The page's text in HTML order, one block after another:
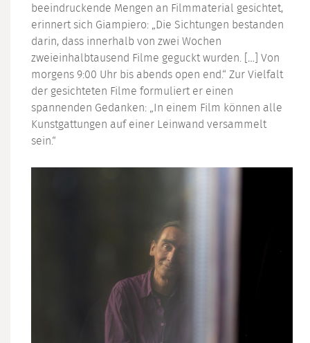
beeindruckende Mengen an Filmmaterial gesichtet,
erinnert sich Giampiero: „Die Sichtungen bestanden
darin, dass innerhalb von zwei Wochen
zweieinhalbtausend Filme geguckt wurden. […] Von
morgens 9:00 Uhr bis abends open end.“ Zur Vielfalt
der gesichteten Filme formuliert er einen
spannenden Gedanken: „In einem Film können alle
Kunstgattungen auf einer Leinwand versammelt
sein.“